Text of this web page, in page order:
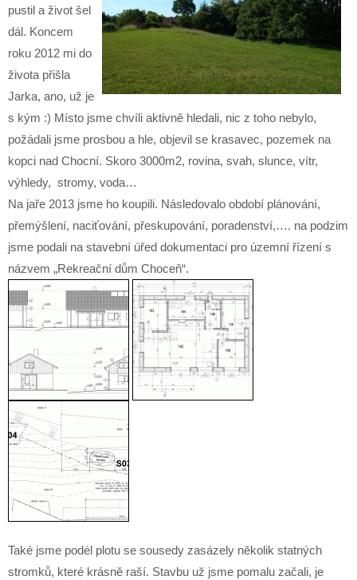
pustil a život šel
dál. Koncem
roku 2012 mi do
života přišla
Jarka, ano, už je
s kým :) Místo jsme chvíli aktivně hledali, nic z toho nebylo,
požádali jsme prosbou a hle, objevil se krasavec, pozemek na
kopci nad Chocní. Skoro 3000m2, rovina, svah, slunce, vítr,
výhledy, stromy, voda…
Na jaře 2013 jsme ho koupili. Následovalo období plánování,
přemýšlení, naciťování, přeskupování, poradenství,…. na podzim
jsme podali na stavební úřed dokumentaci pro územní řízení s
názvem „Rekreační dům Choceň“.
Také jsme podél plotu se sousedy zasázely několik statných
stromků, které krásně raší. Stavbu už jsme pomalu začali, je